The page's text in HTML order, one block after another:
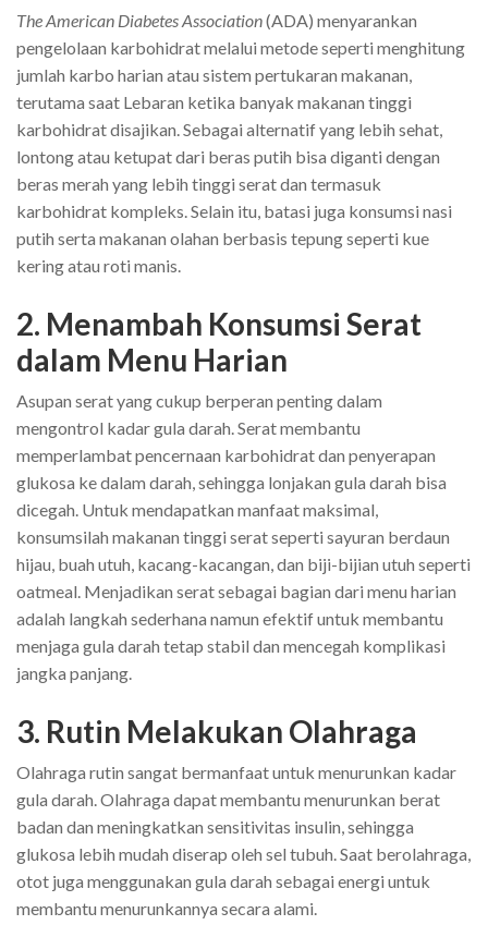
The American Diabetes Association(ADA) menyarankan
pengelolaan karbohidrat melalui metode seperti menghitung
jumlah karbo harian atau sistem pertukaran makanan,
terutama saat Lebaran ketika banyak makanan tinggi
karbohidrat disajikan. Sebagai alternatif yang lebih sehat,
lontong atau ketupat dari beras putih bisa diganti dengan
beras merah yang lebih tinggi serat dan termasuk
karbohidrat kompleks. Selain itu, batasi juga konsumsi nasi
putih serta makanan olahan berbasis tepung seperti kue
kering atau roti manis.
2. Menambah Konsumsi Serat
dalam Menu Harian
Asupan serat yang cukup berperan penting dalam
mengontrol kadar gula darah. Serat membantu
memperlambat pencernaan karbohidrat dan penyerapan
glukosa ke dalam darah, sehingga lonjakan gula darah bisa
dicegah. Untuk mendapatkan manfaat maksimal,
konsumsilah makanan tinggi serat seperti sayuran berdaun
hijau, buah utuh, kacang-kacangan, dan biji-bijian utuh seperti
oatmeal. Menjadikan serat sebagai bagian dari menu harian
adalah langkah sederhana namun efektif untuk membantu
menjaga gula darah tetap stabil dan mencegah komplikasi
jangka panjang.
3. Rutin Melakukan Olahraga
Olahraga rutin sangat bermanfaat untuk menurunkan kadar
gula darah. Olahraga dapat membantu menurunkan berat
badan dan meningkatkan sensitivitas insulin, sehingga
glukosa lebih mudah diserap oleh sel tubuh. Saat berolahraga,
otot juga menggunakan gula darah sebagai energi untuk
membantu menurunkannya secara alami.